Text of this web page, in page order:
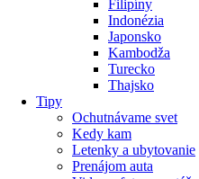
Filipíny
Indonézia
Japonsko
Kambodža
Turecko
Thajsko
Tipy
Ochutnávame svet
Kedy kam
Letenky a ubytovanie
Prenájom auta